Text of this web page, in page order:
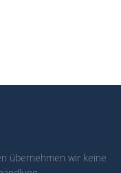
übernehmen wir keine